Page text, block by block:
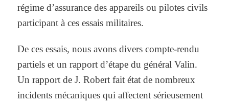
régime d’assurance des appareils ou pilotes civils
participant à ces essais militaires.
De ces essais, nous avons divers compte-rendu
partiels et un rapport d’étape du général Valin.
Un rapport de J. Robert fait état de nombreux
incidents mécaniques qui affectent sérieusement